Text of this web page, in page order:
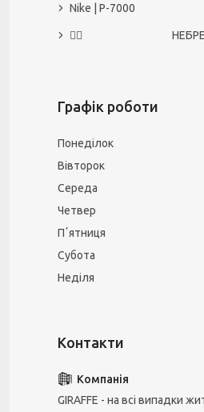
Nike | P-7000
🙅‍♀️
Графік роботи
Понеділок
Вівторок
Середа
Четвер
Пʼятниця
Субота
Неділя
GIRAFFE - на всі випадки